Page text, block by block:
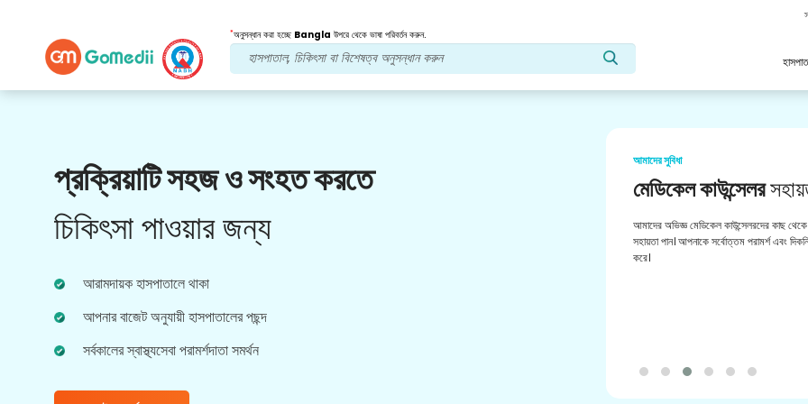
*অনুসন্ধান করা হচ্ছে Bangla উপরে থেকে ভাষা পরিবর্তন করুন.
প্রক্রিয়াটি সহজ ও সংহত করতে
চিকিৎসা পাওয়ার জন্য
আরামদায়ক হাসপাতালে থাকা
আপনার বাজেট অনুযায়ী হাসপাতালের পছন্দ
সর্বকালের স্বাস্থ্যসেবা পরামর্শদাতা সমর্থন
আমাদের সুবিধা
পোস্ট চিকিত্সাঅনুসরণ যত্ন
আপনার সমস্যার সমাধান করার জন্য আমাদের দলের সাথে 24x7
চিকিৎসা এবং রোগীর সহায়তা পান। আপনার চিকিৎসার
আমাদের সুবিধা
মেডিকেল কাউন্সেলর
আমাদের অভিজ্ঞ মেডিকেল কাউন্সেলরদের কাছ থেকে
সহায়তা পান। আপনাকে সর্বোত্তম পরামর্শ এবং
করে।